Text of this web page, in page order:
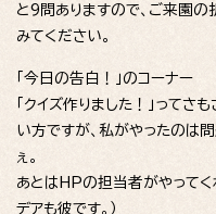
と9問ありますので、ご来園
みてください。
「今日の告白！」のコーナー
「クイズ作りました！」って
い方ですが、私がやったのは
ぇ。
あとはHPの担当者がやってく
デアも彼です。）